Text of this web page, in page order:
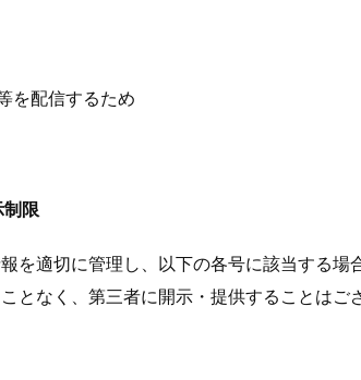
を配信するため
限
を適切に管理し、以下の各号に該当する場
となく、第三者に開示・提供することはご